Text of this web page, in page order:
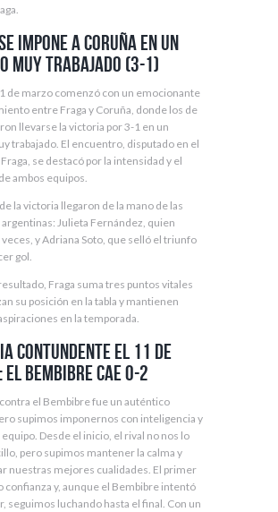
Impone a Coruña en un
Muy Trabajado (3-1)
1 de marzo comenzó con un emocionante
entre Fraga y Coruña, donde los de
llevarse la victoria por 3-1 en un
trabajado. El encuentro, disputado en el
se destacó por la intensidad y el
ambos equipos.
la victoria llegaron de la mano de las
Julieta Fernández, quien
y Adriana Soto, que selló el triunfo
gol.
Fraga suma tres puntos vitales
su posición en la tabla y mantienen
en la temporada.
contundente el 11 de
el Bembibre cae 0-2
el Bembibre fue un auténtico
supimos imponernos con inteligencia y
Desde el inicio, el rival no nos lo
pero supimos mantener la calma y
nuestras mejores cualidades. El primer
confianza y, aunque el Bembibre intentó
seguimos luchando hasta el final. Con un